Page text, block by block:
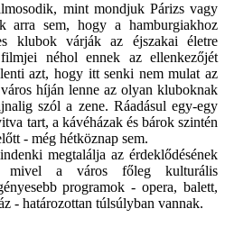
mint mondjuk Párizs vagy
arra sem, hogy a hamburgiakhoz
klubok várják az éjszakai életre
néhol ennek az ellenkezőjét
azt, hogy itt senki nem mulat az
híján lenne az olyan kluboknak
szól a zene. Ráadásul egy-egy
tart, a kávéházak és bárok szintén
- még hétköznap sem.
megtalálja az érdeklődésének
mivel a város főleg kulturális
programok - opera, balett,
- határozottan túlsúlyban vannak.